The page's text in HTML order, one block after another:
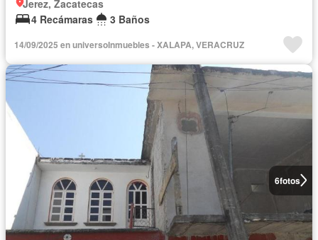
Jerez, Zacatecas
4 Recámaras
3 Baños
14/09/2025 en universoInmuebles - XALAPA, VERACRUZ
6fotos